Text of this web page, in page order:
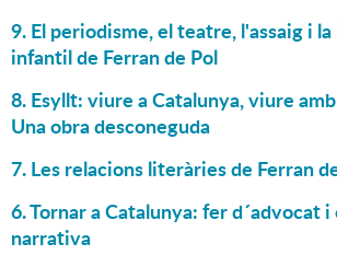
9. El periodisme, el teatre, l'assaig i
infantil de Ferran de Pol
8. Esyllt: viure a Catalunya, viure
Una obra desconeguda
7. Les relacions literàries de Ferran
6. Tornar a Catalunya: fer d´advocat
narrativa